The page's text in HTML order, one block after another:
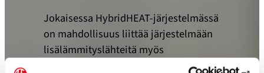
Jokaisessa HybridHEAT-järjestelmässä
on mahdollisuus liittää järjestelmään
lisälämmityslähteitä myös